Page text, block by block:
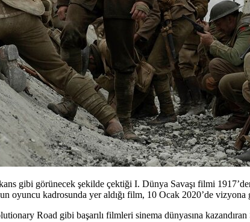
gibi görünecek şekilde çektiği I. Dünya Savaşı filmi
oyuncu kadrosunda yer aldığı film, 10 Ocak 2020’de vizyona
Road gibi başarılı filmleri sinema dünyasına kazandıran